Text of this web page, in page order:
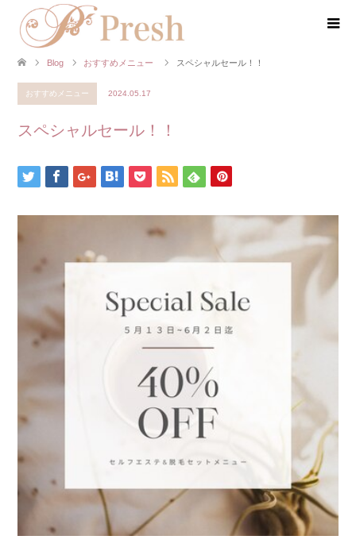
Blog おすすめメニュー スペシャルセール！！
おすすめメニュー 2024.05.17
スペシャルセール！！